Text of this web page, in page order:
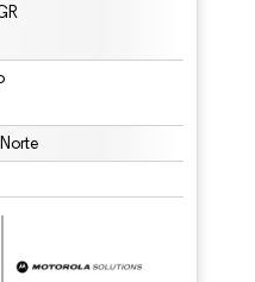
conforme CC BY 4.0.